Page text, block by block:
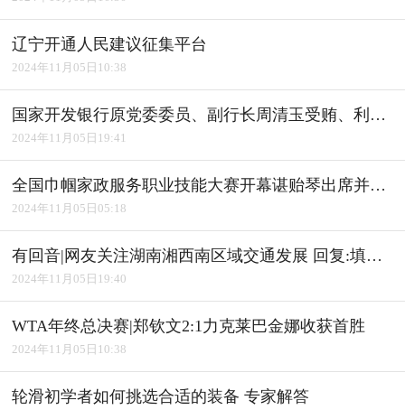
辽宁开通人民建议征集平台
2024年11月05日10:38
国家开发银行原党委委员、副行长周清玉受贿、利用影响力受贿案一审宣判
2024年11月05日19:41
全国巾帼家政服务职业技能大赛开幕谌贻琴出席并宣布开幕
2024年11月05日05:18
有回音|网友关注湖南湘西南区域交通发展 回复:填补"空白" 完善路网
2024年11月05日19:40
WTA年终总决赛|郑钦文2:1力克莱巴金娜收获首胜
2024年11月05日10:38
轮滑初学者如何挑选合适的装备 专家解答